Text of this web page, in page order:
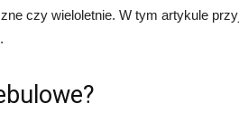
czy wieloletnie. W tym artykule